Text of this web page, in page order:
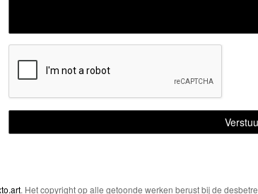
. Het copyright op alle getoonde werken berust bij de